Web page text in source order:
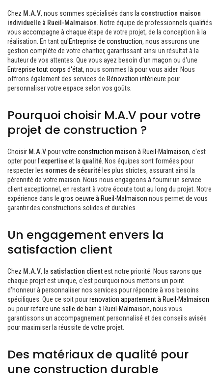
Chez M.A.V, nous sommes spécialisés dans la construction maison
individuelle à Rueil-Malmaison . Notre équipe de professionnels qualifiés
vous accompagne à chaque étape de votre projet, de la conception à la
réalisation. En tant qu'Entreprise de construction, nous assurons une
gestion complète de votre chantier, garantissant ainsi un résultat à la
hauteur de vos attentes. Que vous ayez besoin d'un maçon ou d'une
Entreprise tout corps d'état, nous sommes là pour vous aider. Nous
offrons également des services de Rénovation intérieure pour
personnaliser votre espace selon vos goûts.
Pourquoi choisir M.A.V pour votre
projet de construction ?
Choisir M.A.Vpour votre construction maison à Rueil-Malmaison, c'est
opter pour l'expertiseet la qualité . Nos équipes sont formées pour
respecter les normes de sécurité les plus strictes, assurant ainsi la
pérennité de votre maison. Nous nous engageons à fournir un service
client exceptionnel, en restant à votre écoute tout au long du projet. Notre
expérience dans le gros oeuvre à Rueil-Malmaison nous permet de vous
garantir des constructions solides et durables.
Un engagement envers la
satisfaction client
Chez M.A.V, la satisfaction clientest notre priorité. Nous savons que
chaque projet est unique, c'est pourquoi nous mettons un point
d'honneur à personnaliser nos services pour répondre à vos besoins
spécifiques. Que ce soit pourrenovation appartement à Rueil-Malmaison
ou pourrefaire une salle de bain à Rueil-Malmaison, nous vous
garantissons un accompagnement personnalisé et des conseils avisés
pour maximiser la réussite de votre projet.
Des matériaux de qualité pour
une construction durable